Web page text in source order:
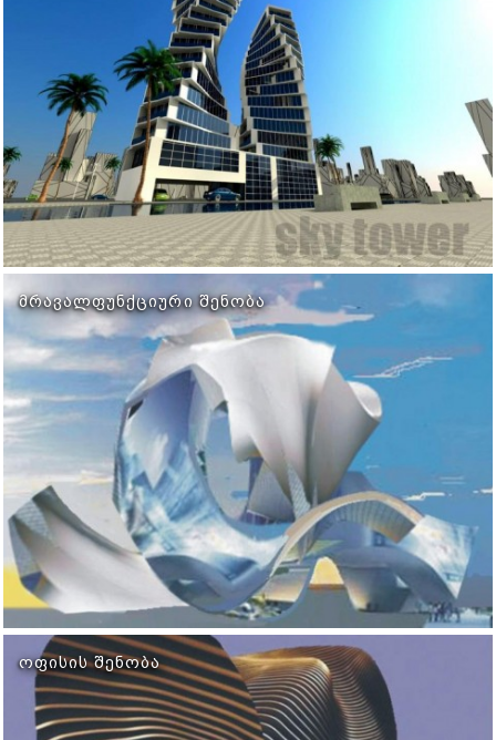
ᲛᲠᲐᲕᲐᲚᲤᲣᲜᲥᲪᲘᲣᲠᲘ ᲨᲔᲜᲝᲑᲐ
ᲝᲤᲘᲡᲘᲡ ᲨᲔᲜᲝᲑᲐ